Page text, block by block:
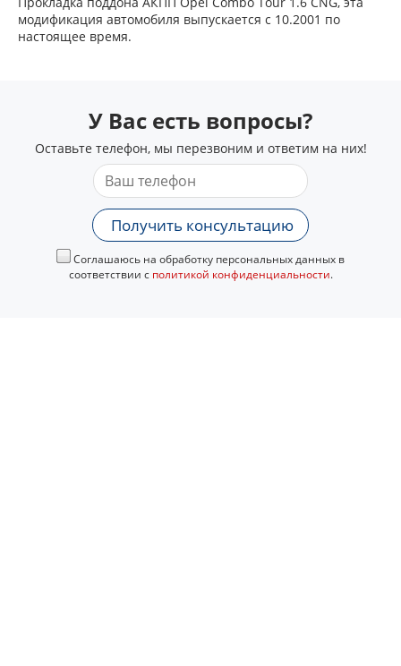
модификация автомобиля выпускается с 10.2001 по
настоящее время.
У Вас есть вопросы?
Оставьте телефон, мы перезвоним и ответим на них!
Получить консультацию
Соглашаюсь на обработку персональных данных в
соответствии с политикой конфиденциальности.